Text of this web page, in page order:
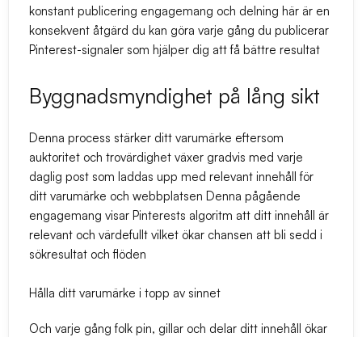
konstant publicering engagemang och delning här är en
konsekvent åtgärd du kan göra varje gång du publicerar
Pinterest-signaler som hjälper dig att få bättre resultat
Byggnadsmyndighet på lång sikt
Denna process stärker ditt varumärke eftersom
auktoritet och trovärdighet växer gradvis med varje
daglig post som laddas upp med relevant innehåll för
ditt varumärke och webbplatsen Denna pågående
engagemang visar Pinterests algoritm att ditt innehåll är
relevant och värdefullt vilket ökar chansen att bli sedd i
sökresultat och flöden
Hålla ditt varumärke i topp av sinnet
Och varje gång folk pin, gillar och delar ditt innehåll ökar